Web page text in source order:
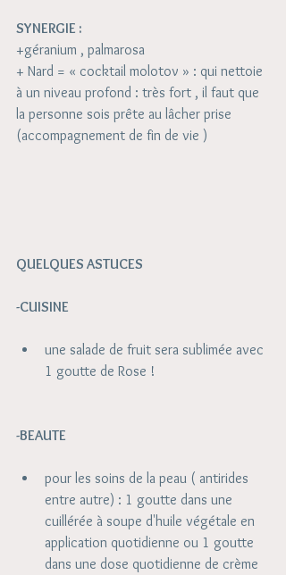
SYNERGIE :
+géranium , palmarosa
+ Nard = « cocktail molotov » : qui nettoie
à un niveau profond : très fort , il faut que
la personne sois prête au lâcher prise
(accompagnement de fin de vie )
QUELQUES ASTUCES
-CUISINE
une salade de fruit sera sublimée avec
1 goutte de Rose !
-BEAUTE
pour les soins de la peau ( antirides
entre autre) : 1 goutte dans une
cuillérée à soupe d'huile végétale en
application quotidienne ou 1 goutte
dans une dose quotidienne de crème